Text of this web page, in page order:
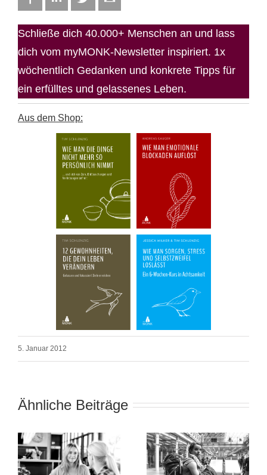
Schließe dich 40.000+ Menschen an und lass
dich vom myMONK-Newsletter inspiriert. 1x
wöchentlich Gedanken und konkrete Tipps für
ein erfülltes und gelassenes Leben.
Aus dem Shop:
5. Januar 2012
Ähnliche Beiträge